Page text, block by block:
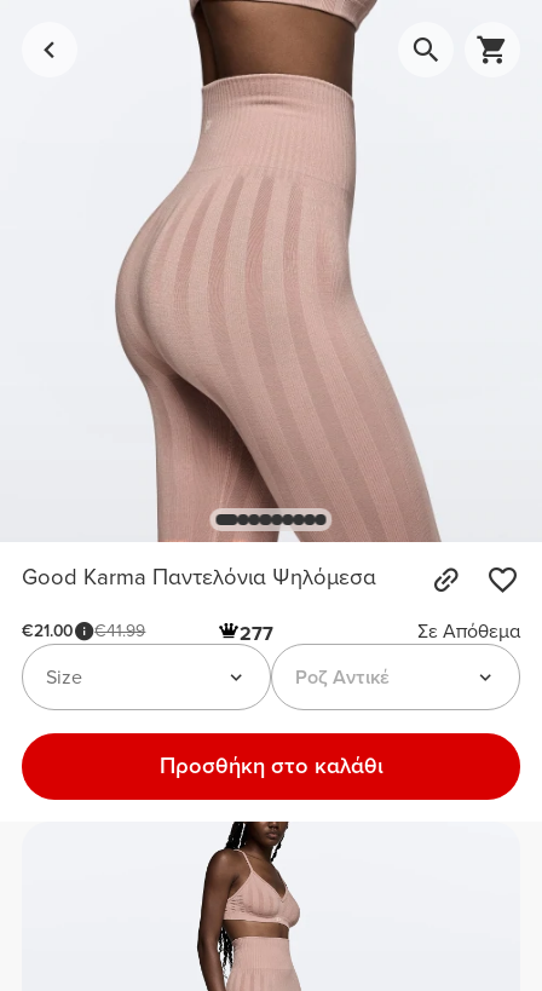
Good Karma Παντελόνια Ψηλόμεσα
€21.00 €41.99 277
Σε Απόθεμα
Ροζ Αντικέ
Size
Προσθήκη στο καλάθι